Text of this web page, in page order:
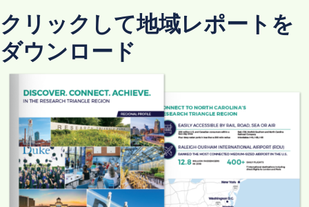
クリックして地域レポートを
ダウンロード